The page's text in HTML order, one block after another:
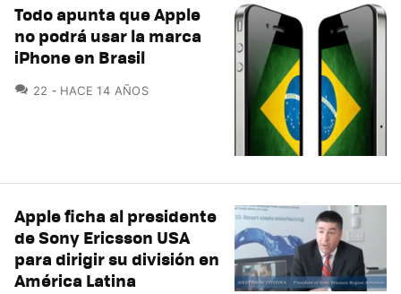
Todo apunta que Apple
no podrá usar la marca
iPhone en Brasil
22 COMENTARIOS
HACE 14 AÑOS
Apple ficha al presidente
de Sony Ericsson USA
para dirigir su división en
América Latina